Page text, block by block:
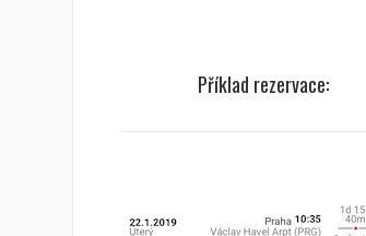
Příklad rezervace: